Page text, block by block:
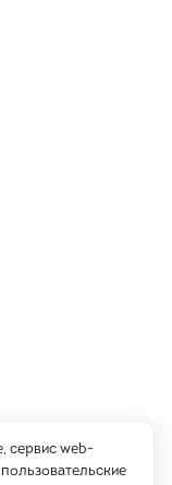
сервис web-